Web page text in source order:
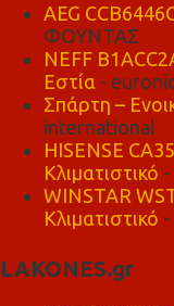
AEG
ΦΟΥΝΤΑΣ
NEFF
Εστία -
Σπάρτη –
international
HISENSE
Κλιματιστικό
WINSTAR
Κλιματιστικό
LAKONES.gr